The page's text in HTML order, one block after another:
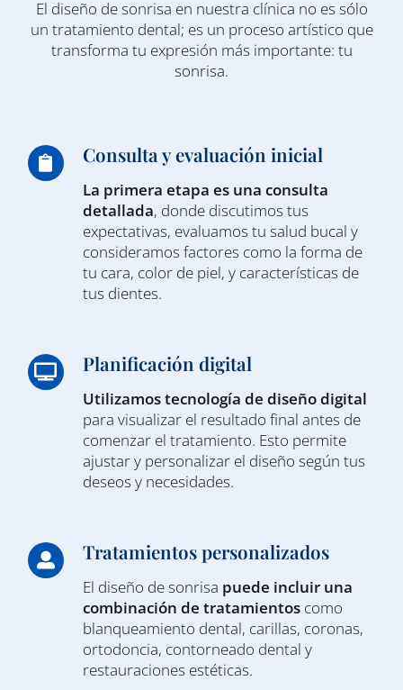
El diseño de sonrisa en nuestra clínica no es sólo
un tratamiento dental; es un proceso artístico que
transforma tu expresión más importante: tu
sonrisa.
Consulta y evaluación inicial
La primera etapa es una consulta
detallada, donde discutimos tus
expectativas, evaluamos tu salud bucal y
consideramos factores como la forma de
tu cara, color de piel, y características de
tus dientes.
Planificación digital
Utilizamos tecnología de diseño digital
para visualizar el resultado final antes de
comenzar el tratamiento. Esto permite
ajustar y personalizar el diseño según tus
deseos y necesidades.
Tratamientos personalizados
El diseño de sonrisa puede incluir una
combinación de tratamientoscomo
blanqueamiento dental, carillas, coronas,
ortodoncia, contorneado dental y
restauraciones estéticas.